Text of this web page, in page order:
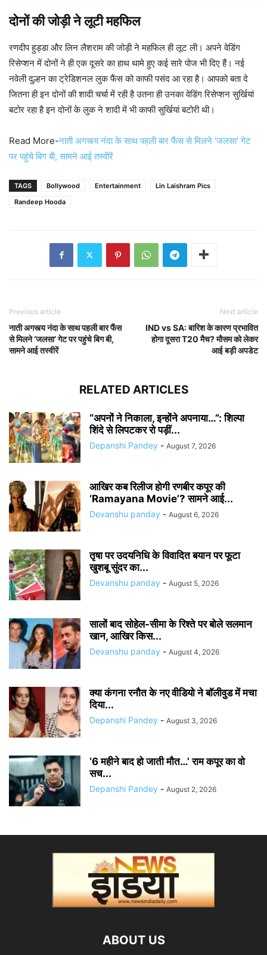
दोनों की जोड़ी ने लूटी महफिल
रणदीप हुड्डा और लिन लैशराम की जोड़ी ने महफिल ही लूट ली। अपने वेडिंग
रिसेप्शन में दोनों ने ही एक दूसरे का हाथ थामे हुए कई सारे पोज भी दिए हैं। नई
नवेली दुल्हन का ट्रेडिशनल लुक फैंस को काफी पसंद आ रहा है। आपको बता दे
जितना ही इन दोनों की शादी चर्चा में रही है उतना ही उनका वेडिंग रिसेप्शन सुर्खियां
बटोर रहा है इन दोनों के लुक ने शादी में भी काफी सुर्खियां बटोरी थी।
Read More-नाती अगस्त्य नंदा के साथ पहली बार फैंस से मिलने ‘जलसा’ गेट
पर पहुंचे बिग बी, सामने आई तस्वीरें
TAGS Bollywood Entertainment
Lin Laishram Pics
Randeep Hooda
Previous article
नाती अगस्त्य नंदा के साथ पहली बार फैंस
से मिलने ‘जलसा’ गेट पर पहुंचे बिग बी,
सामने आई तस्वीरें
Next article
IND vs SA: बारिश के कारण प्रभावित
होगा दूसरा T20 मैच? मौसम को लेकर
आई बड़ी अपडेट
RELATED ARTICLES
“अपनों ने निकाला, इन्होंने अपनाया…”: शिल्पा
शिंदे से लिपटकर रो पड़ीं...
Depanshi Pandey - August 7, 2026
आखिर कब रिलीज होगी रणबीर कपूर की
‘Ramayana Movie’? सामने आई...
Devanshu panday - August 6, 2026
तृषा पर उदयनिधि के विवादित बयान पर फूटा
खुशबू सुंदर का...
Devanshu panday - August 5, 2026
सालों बाद सोहेल-सीमा के रिश्ते पर बोले सलमान
खान, आखिर किस...
Devanshu panday - August 4, 2026
क्या कंगना रनौत के नए वीडियो ने बॉलीवुड में मचा
दिया...
Depanshi Pandey - August 3, 2026
‘6 महीने बाद हो जाती मौत…’ राम कपूर का वो
सच...
Depanshi Pandey - August 2, 2026
ABOUT US